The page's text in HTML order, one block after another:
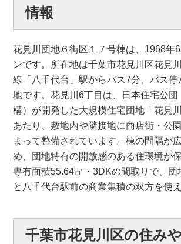
情報
花見川団地６街区１７号棟は、1968年
ンです。所在地は千葉市花見川区花見
線「八千代台」駅からバス7分、バス停
地です。花見川6丁目は、日本住宅公
構）が開発した大規模住宅団地「花見
あたり、敷地内や隣接地に商店街・公
まって整備されています。棟の間隔が
め、団地特有の開放感のある住環境が
専有面積55.64㎡・3DKの間取りで、団
と八千代台駅前の商業集積の双方を使
千葉市花見川区の住み